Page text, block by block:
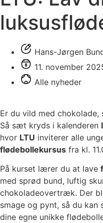
Hans-Jørgen
11. november
Alle nyheder
Er du vild med
Så sæt kryds i kalenderen
hvor LTU inviterer alle
flødebollekursus fra kl.
På kurset lærer du at lave
med sprød bund, luftig
chokoladeovertræk. Der
smage og pynt, så du
dine egne unikke